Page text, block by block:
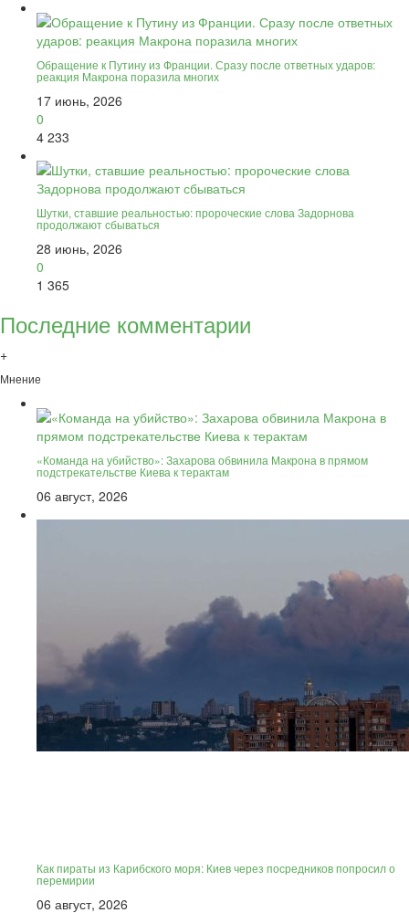
Обращение к Путину из Франции. Сразу после ответных ударов:
реакция Макрона поразила многих
17 июнь, 2026
0
4 233
Шутки, ставшие реальностью: пророческие слова Задорнова
продолжают сбываться
28 июнь, 2026
0
1 365
Последние комментарии
+
Мнение
«Команда на убийство»: Захарова обвинила Макрона в прямом
подстрекательстве Киева к терактам
06 август, 2026
Как пираты из Карибского моря: Киев через посредников попросил о
перемирии
06 август, 2026